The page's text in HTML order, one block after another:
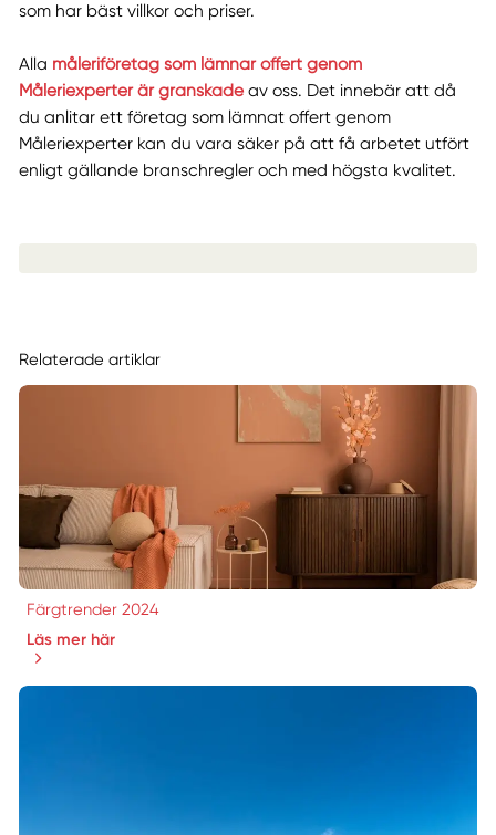
som har bäst villkor och priser.
Alla måleriföretag som lämnar offert genom
Måleriexperter är granskadeav oss. Det innebär att då
du anlitar ett företag som lämnat offert genom
Måleriexperter kan du vara säker på att få arbetet utfört
enligt gällande branschregler och med högsta kvalitet.
Relaterade artiklar
Färgtrender 2024
Läs mer här